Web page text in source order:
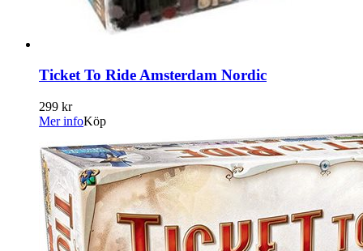
Ticket To Ride Amsterdam Nordic
299 kr
Mer infoKöp